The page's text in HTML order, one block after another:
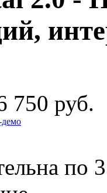
750 руб.
по